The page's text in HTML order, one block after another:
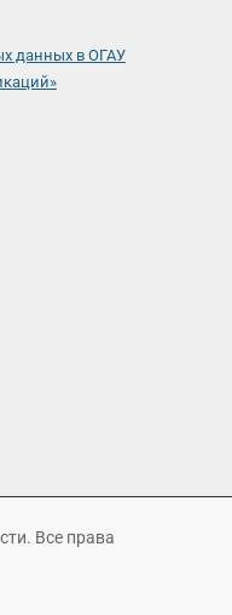
данных в ОГАУ
Все права